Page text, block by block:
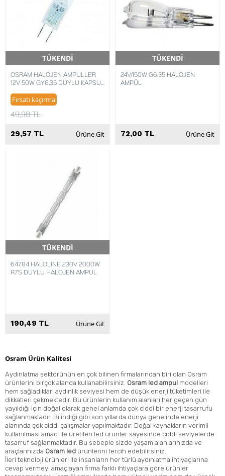
TÜKENDİ
Hızlı Teslimat
OSRAM HALOJEN AMPULLER
12V 50W GY6,35 DUYLU KAPSUL
Fırsatı kaçırma
49,98 TL
29,57 TL Ürüne Git
TÜKENDİ
Hızlı Teslimat
24V/150W G6.35 HALOJEN
AMPÜL
72,00 TL Ürüne Git
TÜKENDİ
Hızlı Teslimat
64784 HALOLINE 230V 2000W
R7S DUYLU HALOJEN AMPUL
190,49 TL Ürüne Git
Osram Ürün Kalitesi
Aydınlatma sektörünün en çok bilinen firmalarından biri olan Osram
ürünlerini birçok alanda kullanabilirsiniz. Osram led ampul modelleri
hem sağladıkları aydınlık seviyesi hem de düşük enerji tüketimleri ile
dikkatleri çekmektedir. Bu ürünlerin kullanım alanları her geçen gün
yayıldığı için doğal olarak genel anlamda çok ciddi bir enerji tasarrufu
sağlanmaktadır. Bilindiği gibi son yıllarda dünya genelinde enerji
alanında çok ciddi çalışmalar yapılmaktadır. Doğal kaynakların verimli
kullanılması amacı ile üretilen led ürünler sayesinde ciddi seviyelerde
tasarruf sağlanmaktadır. Bu sebeple sizde yaşam alanlarınızda ve
araçlarınızda Osram led ürünlerini tercih edebilirsiniz.
İleri teknoloji ürünleri ile insanların her türlü aydınlatma ihtiyaçlarına
cevap vermeyi amaçlayan firma farklı ihtiyaçlara göre ürünler